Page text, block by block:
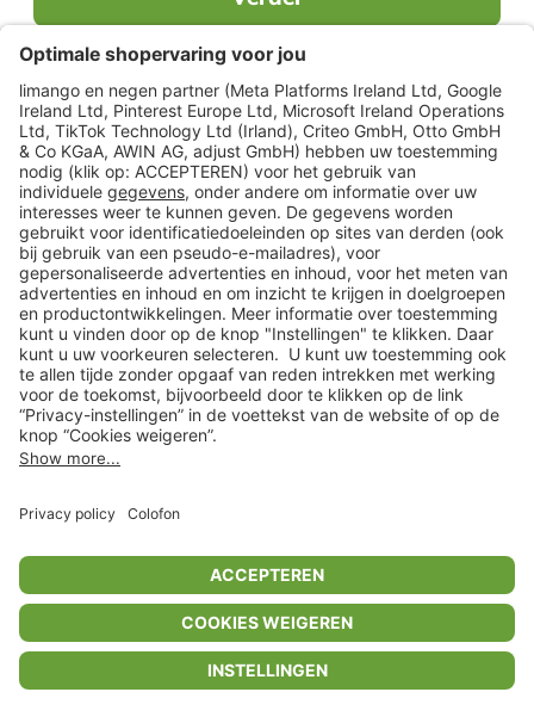
Al lid?Inloggen
PrivacyinstellingenAlgemene voorwaardenPrivacybeleidColofon
Help Center